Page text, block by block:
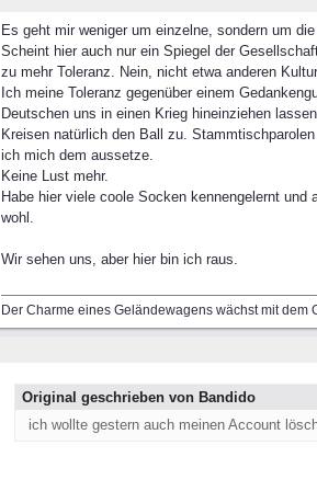
Es geht mir weniger um einzelne, sondern um
Scheint hier auch nur ein Spiegel der
zu mehr Toleranz. Nein, nicht etwa anderen
Ich meine Toleranz gegenüber einem
Deutschen uns in einen Krieg hineinziehen
Kreisen natürlich den Ball zu.
ich mich dem aussetze.
Keine Lust mehr.
Habe hier viele coole Socken kennengelernt
wohl.
Wir sehen uns, aber hier bin ich raus.
Der Charme eines Geländewagens wächst mit dem
Original geschrieben von Bandido
ich wollte gestern auch meinen Account